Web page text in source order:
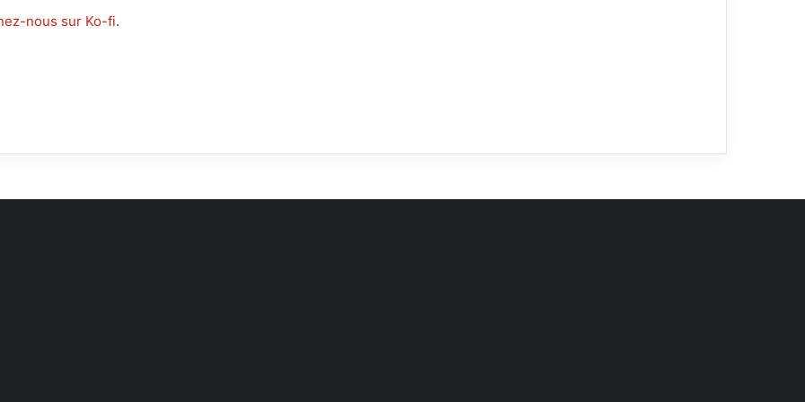
nous sur Ko-fi.